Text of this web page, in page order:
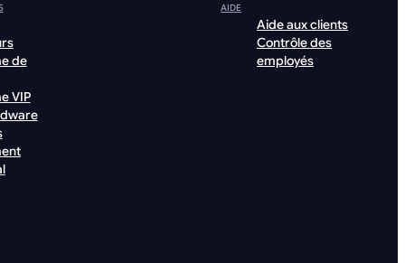
de
VIP
AIDE
Aide aux clients
Contrôle des
employés